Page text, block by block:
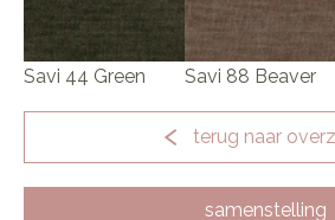
Savi 44 Green Savi 88 Beaver
terug naar
samenstelling